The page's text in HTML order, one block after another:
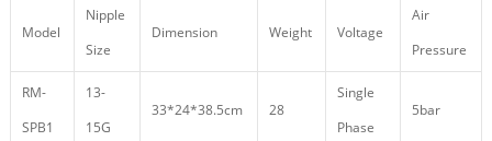
Model
Nipple
Size
Dimension Weight Voltage
Air
Pressure
RM-
SPB1
13-
15G
33*24*38.5cm 28
Single
Phase
5bar